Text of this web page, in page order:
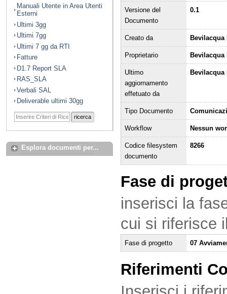
Manuali Utente in Area Utenti
Esterni
Ultimi 3gg
Ultimi 7gg
Ultimi 7 gg da RTI
Fatture
D1.7 Report SLA
RAS_SLA
Verbali SAL
Deliverable ultimi 30gg
ricerca
Esplora documenti per...
Versione del
Documento
0.1
Creato da Bevilacqua
Proprietario Bevilacqua
Ultimo
aggiornamento
effetuato da
Bevilacqua
Tipo Documento
Workflow Nessun
Codice filesystem
documento
8266
Fase di
inserisci la
cui si riferisce
Fase di progetto 07
Riferimenti